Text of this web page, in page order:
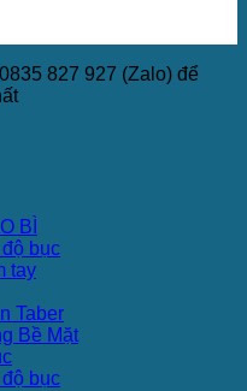
827 927 (Zalo) để
BÌ
bục
tay
Taber
Bề Mặt
bục